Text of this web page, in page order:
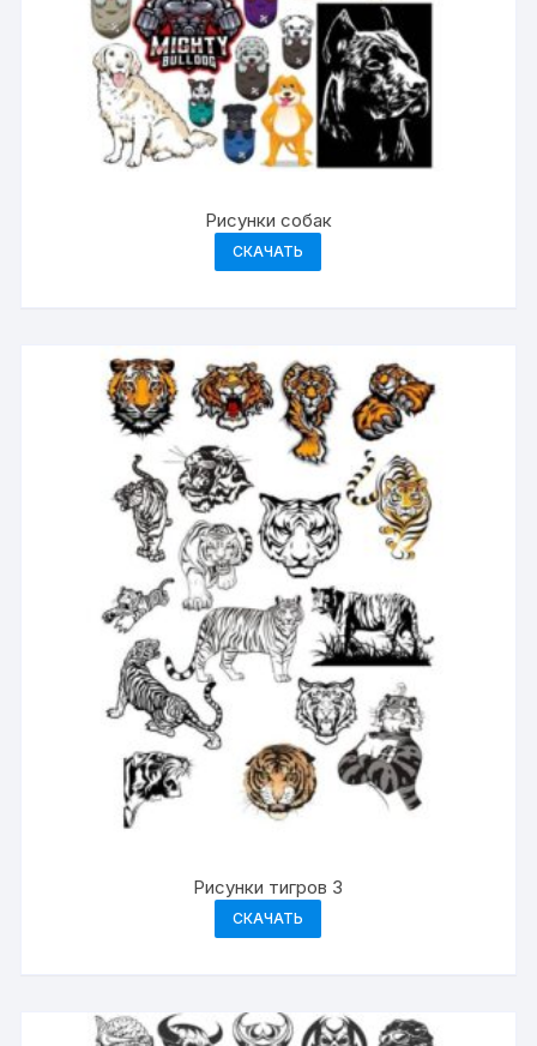
Рисунки собак
СКАЧАТЬ
Рисунки тигров 3
СКАЧАТЬ